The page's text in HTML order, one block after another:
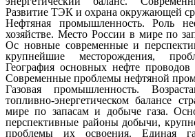
Развитие ТЭК и охрана окружающей
Нефтяная промышленность. Роль
хозяйстве. Место России в мире по
Ос новные современные и
крупнейшие месторождения,
География основных нефте
Современные проблемы нефтяной
Газовая промышленность.
топливно-энергетическом балансе
мире по запасам и добыче газа.
перспективные районы добычи,
проблемы их освоения. Единая